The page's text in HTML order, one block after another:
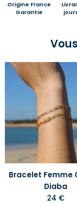
Origine France
Garantie
Bracelet Femme
Diaba
24 €